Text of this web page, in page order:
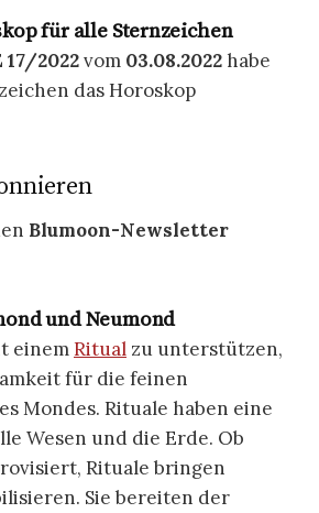
für alle Sternzeichen
17/2022vom 03.08.2022habe
das Horoskop
Blumoon-Newsletter
und Neumond
einemRitual zu unterstützen,
für die feinen
Mondes. Rituale haben eine
Wesen und die Erde. Ob
Rituale bringen
Sie bereiten der